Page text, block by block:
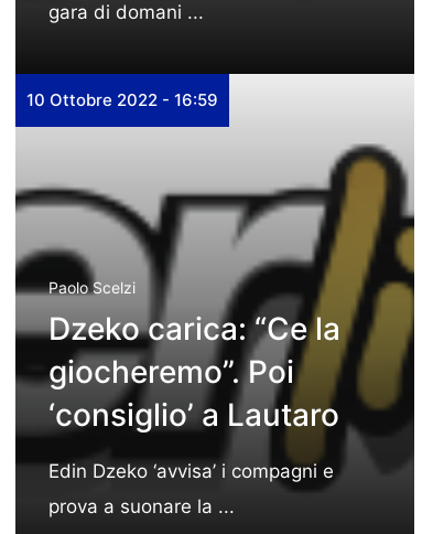
gara di domani ...
10 Ottobre 2022 - 16:59
Paolo Scelzi
Dzeko carica: “Ce la
giocheremo”. Poi
‘consiglio’ a Lautaro
Edin Dzeko ‘avvisa’ i compagni e
prova a suonare la ...